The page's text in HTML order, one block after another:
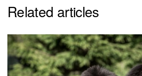
Related articles